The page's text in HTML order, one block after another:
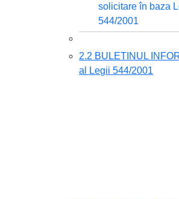
solicitare în baza
544/2001
2.2 BULETINUL
al Legii 544/2001